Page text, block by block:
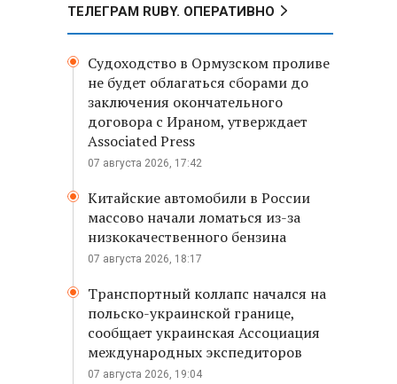
ТЕЛЕГРАМ RUBY. ОПЕРАТИВНО
Судоходство в Ормузском проливе
не будет облагаться сборами до
заключения окончательного
договора с Ираном, утверждает
Associated Press
07 августа 2026, 17:42
Китайские автомобили в России
массово начали ломаться из-за
низкокачественного бензина
07 августа 2026, 18:17
Транспортный коллапс начался на
польско-украинской границе,
сообщает украинская Ассоциация
международных экспедиторов
07 августа 2026, 19:04